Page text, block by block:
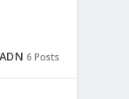
6 Posts